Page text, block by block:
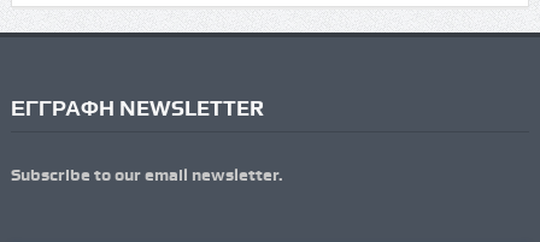
ΕΓΓΡΑΦΗ NEWSLETTER
Subscribe to our email newsletter.